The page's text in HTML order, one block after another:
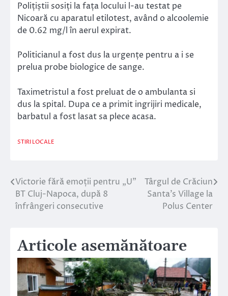
Polițiștii sosiți la fața locului l-au testat pe
Nicoară cu aparatul etilotest, având o alcoolemie
de 0.62 mg/l în aerul expirat.
Politicianul a fost dus la urgențe pentru a i se
prelua probe biologice de sange.
Taximetristul a fost preluat de o ambulanta si
dus la spital. Dupa ce a primit ingrijiri medicale,
barbatul a fost lasat sa plece acasa.
STIRI LOCALE
Navigare
în
Victorie fără emoții pentru „U”
BT Cluj-Napoca, după 8
înfrângeri consecutive
Târgul de Crăciun
Santa’s Village la
Polus Center
Articole asemănătoare